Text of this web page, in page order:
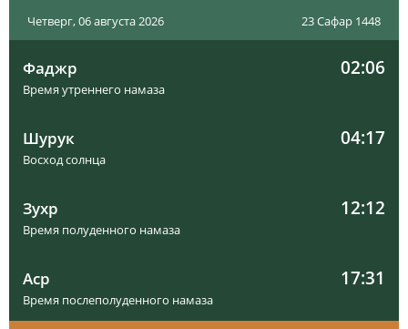
Четверг, 06 августа 2026 23 Сафар 1448
Фаджр 02:06
Время утреннего намаза
Шурук 04:17
Восход солнца
Зухр 12:12
Время полуденного намаза
Аср 17:31
Время послеполуденного намаза